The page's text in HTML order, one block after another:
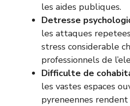
les aides publiques.
Detresse
les attaques
stress considerable
professionnels de
Difficulte de
les vastes espaces
pyreneennes